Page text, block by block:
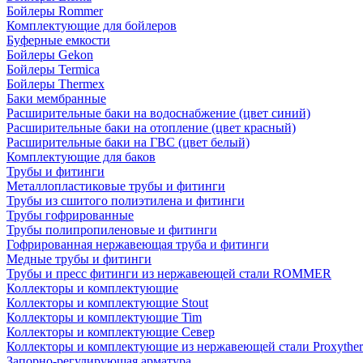
Бойлеры Rommer
Комплектующие для бойлеров
Буферные емкости
Бойлеры Gekon
Бойлеры Termica
Бойлеры Thermex
Баки мембранные
Расширительные баки на водоснабжение (цвет синий)
Расширительные баки на отопление (цвет красный)
Расширительные баки на ГВС (цвет белый)
Комплектующие для баков
Трубы и фитинги
Металлопластиковые трубы и фитинги
Трубы из сшитого полиэтилена и фитинги
Трубы гофрированные
Трубы полипропиленовые и фитинги
Гофрированная нержавеющая труба и фитинги
Медные трубы и фитинги
Трубы и пресс фитинги из нержавеющей стали ROMMER
Коллекторы и комплектующие
Коллекторы и комплектующие Stout
Коллекторы и комплектующие Tim
Коллекторы и комплектующие Север
Коллекторы и комплектующие из нержавеющей стали